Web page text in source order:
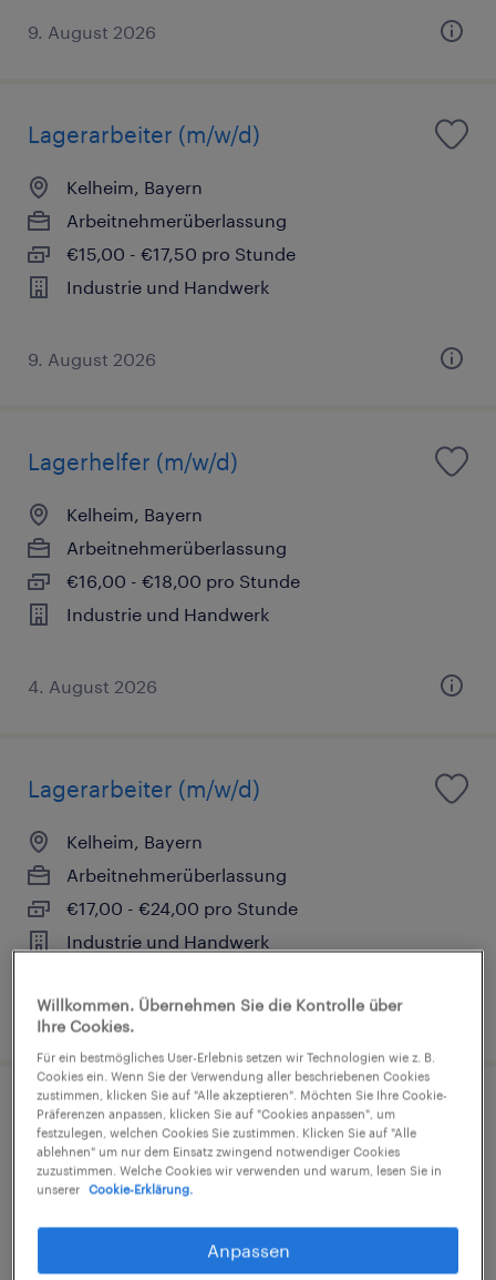
9. August 2026
Lagerarbeiter (m/w/d)
Kelheim, Bayern
Arbeitnehmerüberlassung
€15,00 - €17,50 pro Stunde
Industrie und Handwerk
9. August 2026
Lagerhelfer (m/w/d)
Kelheim, Bayern
Arbeitnehmerüberlassung
€16,00 - €18,00 pro Stunde
Industrie und Handwerk
4. August 2026
Lagerarbeiter (m/w/d)
Kelheim, Bayern
Arbeitnehmerüberlassung
€17,00 - €24,00 pro Stunde
Industrie und Handwerk
4. August 2026
Produktionshelfer (m/w/d)
Kelheim, Bayern
Arbeitnehmerüberlassung
€16,50 - €18,00 pro Stunde
Industrie und Handwerk
Willkommen. Übernehmen Sie die Kontrolle über
Ihre Cookies.
Für ein bestmögliches User-Erlebnis setzen wir Technologien wie z. B.
Cookies ein. Wenn Sie der Verwendung aller beschriebenen Cookies
zustimmen, klicken Sie auf "Alle akzeptieren". Möchten Sie Ihre Cookie-
Präferenzen anpassen, klicken Sie auf "Cookies anpassen", um
festzulegen, welchen Cookies Sie zustimmen. Klicken Sie auf "Alle
ablehnen" um nur dem Einsatz zwingend notwendiger Cookies
zuzustimmen. Welche Cookies wir verwenden und warum, lesen Sie in
unserer
Cookie-Erklärung.
Anpassen